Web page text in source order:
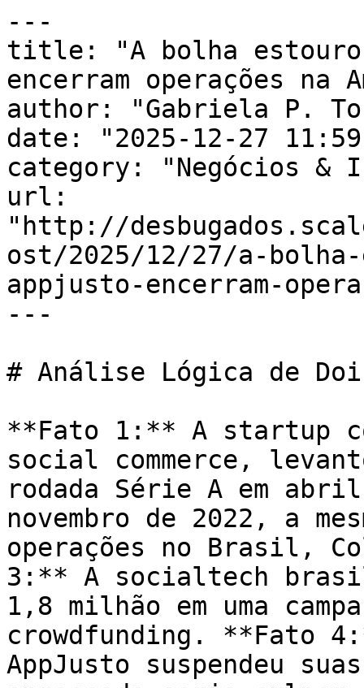
---
title: "A bolha
encerram operações na
author: "Gabriela P.
date: "2025-12-27
category: "Negócios &
url:
"http://
ost/2025/12/27/a-
appjusto-encerram-
---
# Análise Lógica de
**Fato 1:** A startup
social commerce,
rodada Série A em
novembro de 2022, a
operações no Brasil,
3:** A socialtech
1,8 milhão em uma
crowdfunding. **Fato
AppJusto suspendeu